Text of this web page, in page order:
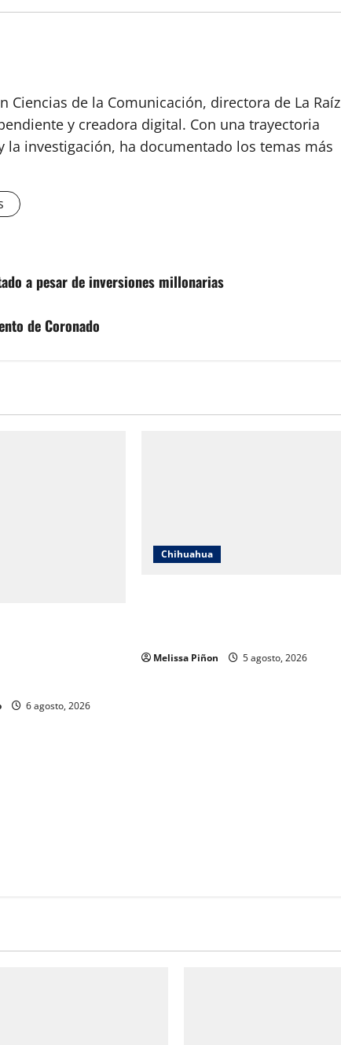
Ciencias de la Comunicación, directora de La Raíz
y creadora digital. Con una trayectoria
la investigación, ha documentado los temas más
a pesar de inversiones millonarias
de Coronado
6 agosto, 2026
Chihuahua
Melissa Piñon 5 agosto, 2026